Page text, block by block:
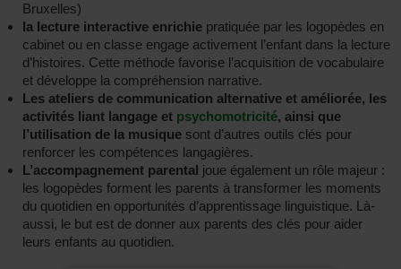
Bruxelles)
la lecture interactive enrichie pratiquée par les logopèdes en
cabinet ou en classe engage activement l’enfant dans la lecture
d’histoires. Cette méthode favorise l’acquisition de vocabulaire
et développe la compréhension narrative.
Les ateliers de communication alternative et améliorée, les
activités liant langage et psychomotricité, ainsi que
l’utilisation de la musique sont d’autres outils clés pour
renforcer les compétences langagières.
L’accompagnement parental joue également un rôle majeur :
les logopèdes forment les parents à transformer les moments
du quotidien en opportunités d’apprentissage linguistique. Là-
aussi, le but est de donner aux parents des clés pour aider
leurs enfants au quotidien.